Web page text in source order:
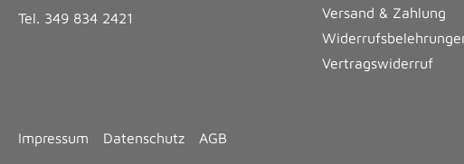
Tel. 349 834 2421
Versand & Zahlung
Vertragswiderruf
Impressum Datenschutz AGB